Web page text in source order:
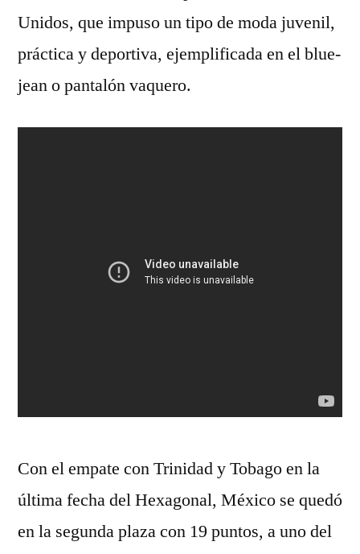
Unidos, que impuso un tipo de moda juvenil,
práctica y deportiva, ejemplificada en el blue-
jean o pantalón vaquero.
Con el empate con Trinidad y Tobago en la
última fecha del Hexagonal, México se quedó
en la segunda plaza con 19 puntos, a uno del